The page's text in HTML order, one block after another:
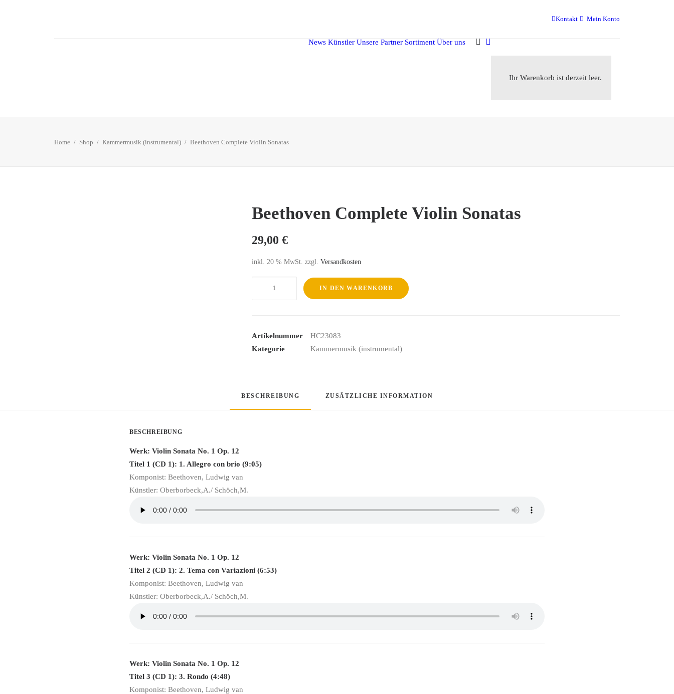
Kontakt Mein Konto
News Künstler Unsere Partner Sortiment Über uns
Ihr Warenkorb ist derzeit leer.
Home Shop Kammermusik (instrumental) Beethoven Complete Violin Sonatas
Beethoven Complete Violin Sonatas
29,00 €
inkl. 20 % MwSt. zzgl. Versandkosten
Menge
IN DEN WARENKORB
Artikelnummer
HC23083
Kategorie
Kammermusik (instrumental)
BESCHREIBUNG ZUSÄTZLICHE INFORMATION
BESCHREIBUNG
Werk: Violin Sonata No. 1 Op. 12
Titel 1 (CD 1): 1. Allegro con brio (9:05)
Komponist: Beethoven, Ludwig van
Künstler: Oberborbeck,A./ Schöch,M.
Werk: Violin Sonata No. 1 Op. 12
Titel 2 (CD 1): 2. Tema con Variazioni (6:53)
Komponist: Beethoven, Ludwig van
Künstler: Oberborbeck,A./ Schöch,M.
Werk: Violin Sonata No. 1 Op. 12
Titel 3 (CD 1): 3. Rondo (4:48)
Komponist: Beethoven, Ludwig van